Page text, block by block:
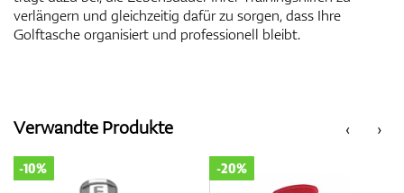
verlängern und gleichzeitig dafür zu sorgen, dass Ihre
Golftasche organisiert und professionell bleibt.
‹
Verwandte Produkte ›
-10% -20%